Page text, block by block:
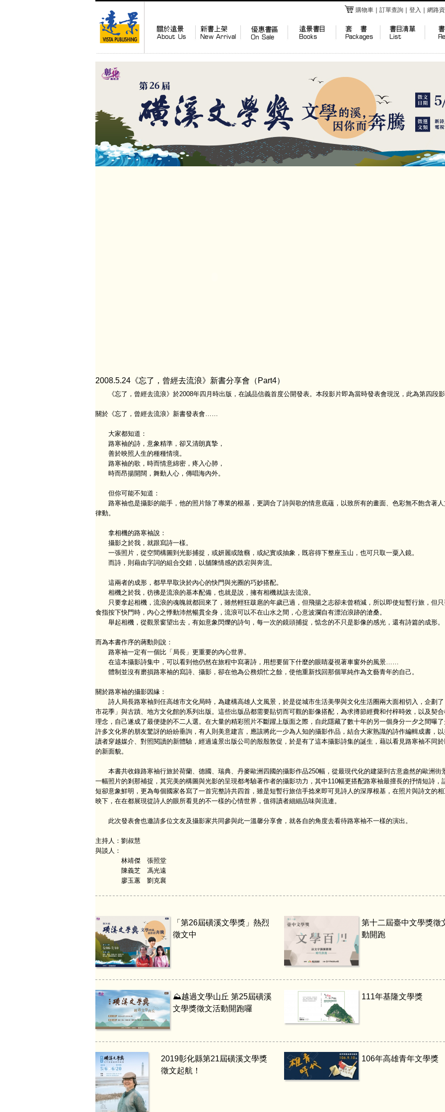
購物車 訂單查詢 登入 網路
2008.5.24《忘了，曾經去流浪》新書分享會（Part4）
《忘了，曾經去流浪》於2008年四月時出版，在誠品信義首度公開發表。本段影片即為當時發表會現況，此為第四段
關於《忘了，曾經去流浪》新書發表會……
大家都知道：
路寒袖的詩，意象精準，卻又清朗真摯，
善於映照人生的種種情境。
路寒袖的歌，時而情意綿密，疼入心肺，
時而昂揚開闊，舞動人心，傳唱海內外。
但你可能不知道：
路寒袖也是攝影的能手，他的照片除了專業的根基，更調合了詩與歌的情意底蘊，以致所有的畫面、色彩無不飽含著人
律動。
拿相機的路寒袖說：
攝影之於我，就跟寫詩一樣。
一張照片，從空間構圖到光影捕捉，或妍麗或陰蘙，或紀實或抽象，既容得下整座玉山，也可只取一粟入鏡。
而詩，則藉由字詞的組合交錯，以舖陳情感的跌宕與奔流。
這兩者的成形，都早早取決於內心的快門與光圈的巧妙搭配。
相機之於我，彷彿是流浪的基本配備，也就是說，擁有相機就該去流浪。
只要拿起相機，流浪的魂魄就都回來了，雖然輕狂跋扈的年歲已過，但飛揚之志卻未曾稍減，所以即使短暫行旅，但只
食指按下快門時，內心之悸動沛然暢貫全身，流浪可以不在山水之間，心意波瀾自有漂泊浪跡的滄桑。
舉起相機，從觀景窗望出去，有如意象閃爍的詩句，每一次的鏡頭捕捉，惦念的不只是影像的感光，還有詩篇的成形。
而為本書作序的蔣勳則說：
路寒袖一定有一個比「局長」更重要的內心世界。
在這本攝影詩集中，可以看到他仍然在旅程中寫著詩，用想要留下什麼的眼睛凝視著車窗外的風景……
體制並沒有磨損路寒袖的寫詩、攝影，卻在他為公務煩忙之餘，使他重新找回那個單純作為文藝青年的自己。
關於路寒袖的攝影因緣：
詩人局長路寒袖到任高雄市文化局時，為建構高雄人文風景，於是從城市生活美學與文化生活圈兩大面相切入，企劃了
市花季」與古蹟、地方文化館的系列出版。這些出版品都需要貼切而可觀的影像搭配，為求撙節經費和付梓時效，以及契
理念，自己遂成了最便捷的不二人選。在大量的精彩照片不斷躍上版面之際，自此隱藏了數十年的另一個身分一夕之間曝
許多文化界的朋友驚訝的紛紛垂詢，有人則美意建言，應該將此一少為人知的攝影作品，結合大家熟識的詩作編輯成書，
讀者穿越媒介、對照閱讀的新體驗，經過遠景出版公司的殷殷敦促，於是有了這本攝影詩集的誕生，藉以看見路寒袖不同
的新面貌。
本書共收錄路寒袖行旅於荷蘭、德國、瑞典、丹麥歐洲四國的攝影作品250幅，從最現代化的建築到古意盎然的歐洲街
一幅照片的剎那補捉，其完美的構圖與光影的呈現都考驗著作者的攝影功力，其中110幅更搭配路寒袖最擅長的抒情短詩，
短卻意象鮮明，更為每個國家各寫了一首完整詩共四首，雖是短暫行旅信手捻來即可見詩人的深厚根基，在照片與詩文的
映下，在在都展現從詩人的眼所看見的不一樣的心情世界，值得讀者細細品味與流連。
此次發表會也邀請多位文友及攝影家共同參與此一溫馨分享會，就各自的角度去看待路寒袖不一樣的演出。
主持人：劉叔慧
與談人：
林靖傑 張照堂
陳義芝 馮光遠
廖玉蕙 劉克襄
「第26屆磺溪文學獎」熱烈
徵文中
第十二屆臺中文學獎徵
動開跑
⛰️越過文學山丘 第25屆磺溪
文學獎徵文活動開跑囉
111年基隆文學獎
2019彰化縣第21屆磺溪文學獎
徵文起航！
106年高雄青年文學獎